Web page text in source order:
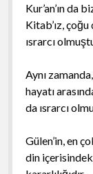
Kur’an’ın da
Kitab’ız,
ısrarcı
Aynı
hayatı
da ısrarcı
Gülen’in, en
din